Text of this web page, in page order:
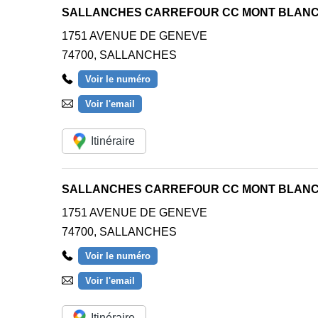
SALLANCHES CARREFOUR CC MONT
1751 AVENUE DE GENEVE
74700, SALLANCHES
Voir le numéro
Voir l'email
Itinéraire
SALLANCHES CARREFOUR CC MONT
1751 AVENUE DE GENEVE
74700, SALLANCHES
Voir le numéro
Voir l'email